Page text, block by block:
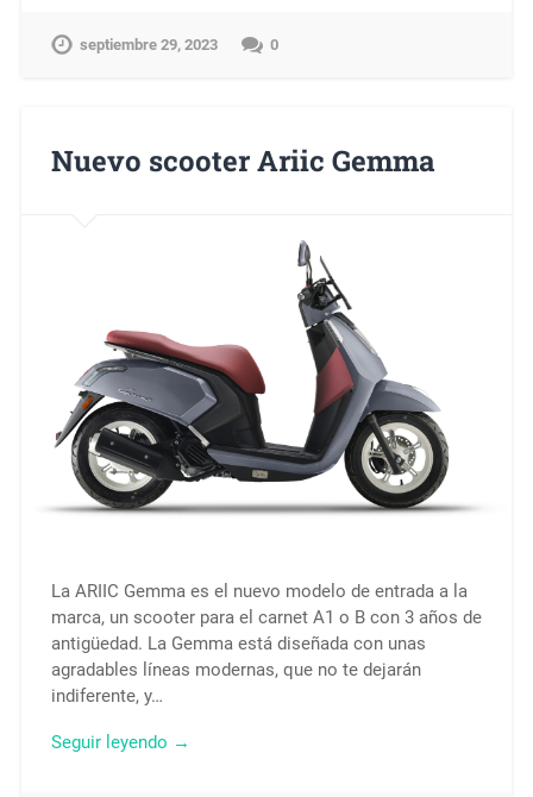
septiembre 29, 2023 0
Nuevo scooter Ariic Gemma
La ARIIC Gemma es el nuevo modelo de entrada a la
marca, un scooter para el carnet A1 o B con 3 años de
antigüedad. La Gemma está diseñada con unas
agradables líneas modernas, que no te dejarán
indiferente, y…
Seguir leyendo →